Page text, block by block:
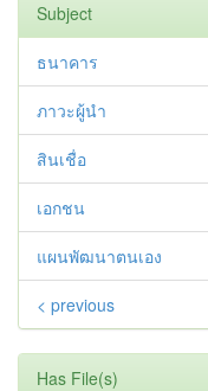
Subject
ธนาคาร
ภาวะผู้นำ
สินเชื่อ
เอกชน
แผนพัฒนาตนเอง
< previous
Has File(s)